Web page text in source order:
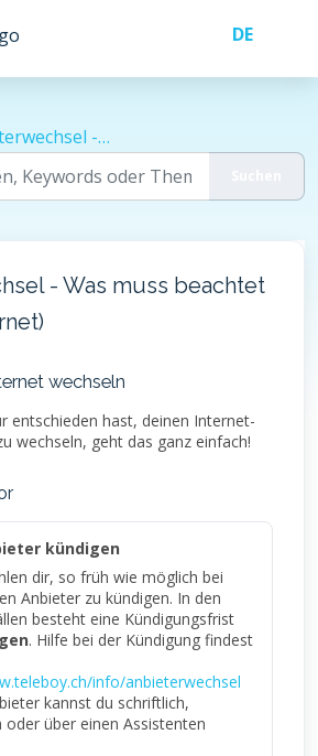
muss beachtet werden (Internet)
- Was muss beachtet
wechseln
entschieden hast, deinen Internet-
wechseln, geht das ganz einfach!
kündigen
dir, so früh wie möglich bei
Anbieter zu kündigen. In den
besteht eine Kündigungsfrist
. Hilfe bei der Kündigung findest
info/anbieterwechsel
kannst du schriftlich,
oder über einen Assistenten